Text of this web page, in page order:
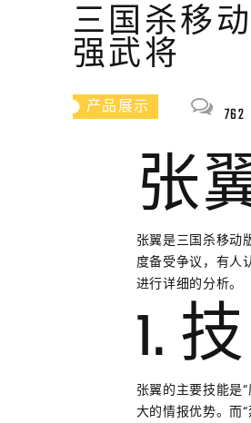
三国杀移
强武将
产品展示 762
张
张翼是三国杀移动
度备受争议，有人
进行详细的分析。
1.
张翼的主要技能是
大的情报优势。而